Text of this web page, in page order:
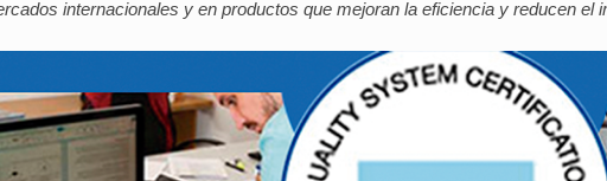
internacionales y en productos que mejoran la eficiencia y reducen el